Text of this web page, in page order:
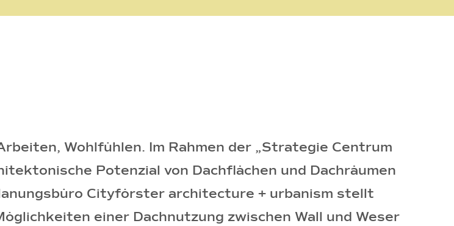
Wohlfühlen. Im Rahmen der „Strategie Centrum
Potenzial von Dachflächen und Dachräumen
Cityförster architecture + urbanism stellt
einer Dachnutzung zwischen Wall und Weser